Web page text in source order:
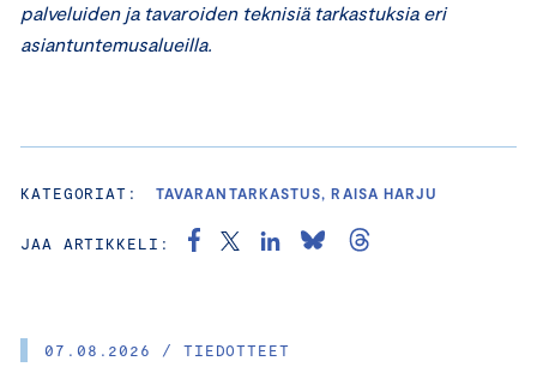
07.08.2026 / TIEDOTTEET
palveluiden ja tavaroiden teknisiä tarkastuksia eri
asiantuntemusalueilla.
KATEGORIAT: TAVARANTARKASTUS, RAISA HARJU
JAA ARTIKKELI: